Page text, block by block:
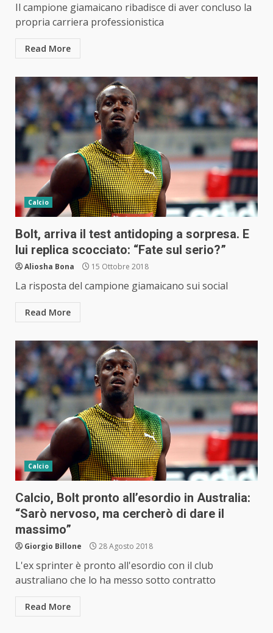
Il campione giamaicano ribadisce di aver concluso la
propria carriera professionistica
Read More
Calcio
Bolt, arriva il test antidoping a sorpresa. E
lui replica scocciato: “Fate sul serio?”
Aliosha Bona 15 Ottobre 2018
La risposta del campione giamaicano sui social
Read More
Calcio
Calcio, Bolt pronto all’esordio in Australia:
“Sarò nervoso, ma cercherò di dare il
massimo”
Giorgio Billone 28 Agosto 2018
L'ex sprinter è pronto all'esordio con il club
australiano che lo ha messo sotto contratto
Read More